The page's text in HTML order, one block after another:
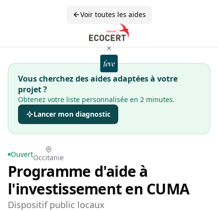
Voir toutes les aides
×
Vous cherchez des aides adaptées à votre
projet ?
Obtenez votre liste personnalisée en 2 minutes.
Lancer mon diagnostic
OuvertOccitanie
Programme d'aide à
l'investissement en CUMA
Dispositif public locaux